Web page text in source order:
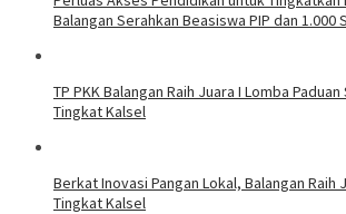
Balangan Serahkan Beasiswa PIP dan 1.000
TP PKK Balangan Raih Juara I Lomba
Tingkat Kalsel
Berkat Inovasi Pangan Lokal, Balangan Raih
Tingkat Kalsel